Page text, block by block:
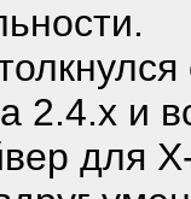
2.4.x и
для